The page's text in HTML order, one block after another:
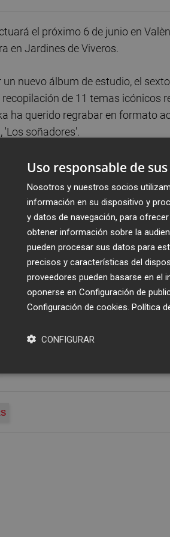
el próximo 6 de junio en
en Jardines de Viveros.
nuevo álbum de estudio, el
de 11 temas icónicos
ha querido regrabar en formato
'Los soñadores'.
por un vídeo donde El Kanka
de la Música de Málaga
en todas las plataformas
y en los directos del
quiénes sois', 'Para vivir',
martes', 'Pudo pasar' y 'Anfitrión'
en este álbum.
con una gira acústica con la
guitarra, y que tendrá
valenciana.
Uso responsable de
Nosotros y nuestros socios
información en su dispositivo y
y datos de navegación, para
obtener información sobre la
pueden procesar sus datos para
precisos y características del
proveedores pueden basarse en el
oponerse en Configuración de
Configuración de cookies Política
CONFIGURAR